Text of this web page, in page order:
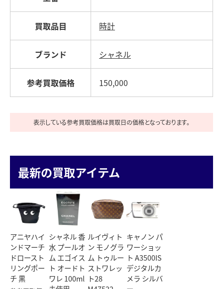
買取品目 時計
ブランド シャネル
参考買取価格 150,000
表示している参考買取価格は買取日の価格となっております。
最新の買取アイテム
アニヤハイ
ンドマーチ
ドロースト
リングポー
チ 黒
シャネル 香
水 プールオ
ム エゴイス
ト オードト
ワレ 100ml
ルイヴィト
ン モノグラ
ム トゥルー
ストワレッ
ト28
キャノン パ
ワーショッ
ト A3500IS
デジタルカ
メラ シルバ